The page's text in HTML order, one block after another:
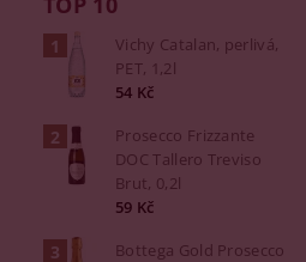
Vichy Catalan, perlivá,
PET, 1,2l
54 Kč
Prosecco Frizzante
DOC Tallero Treviso
Brut, 0,2l
59 Kč
Bottega Gold Prosecco